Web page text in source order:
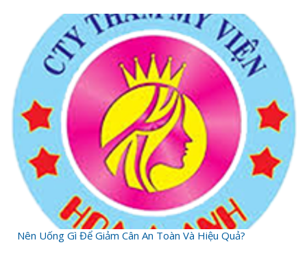
Nên Uống Gì Để Giảm Cân An Toàn Và Hiệu Quả?